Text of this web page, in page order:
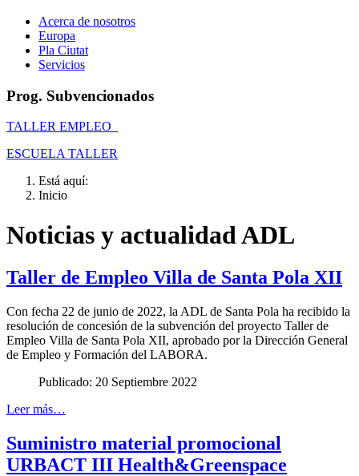
Acerca de nosotros
Europa
Pla Ciutat
Servicios
Prog. Subvencionados
TALLER EMPLEO
ESCUELA TALLER
Está aquí:
Inicio
Noticias y actualidad ADL
Taller de Empleo Villa de Santa Pola XII
Con fecha 22 de junio de 2022, la ADL de Santa Pola ha recibido la
resolución de concesión de la subvención del proyecto Taller de
Empleo Villa de Santa Pola XII, aprobado por la Dirección General
de Empleo y Formación del LABORA.
Publicado: 20 Septiembre 2022
Leer más…
Suministro material promocional
URBACT III Health&Greenspace